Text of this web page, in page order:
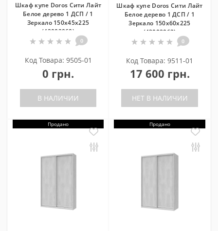
Шкаф купе Doros Сити Лайт
Белое дерево 1 ДСП / 1
Зеркало 150х45х225
(42002060)
0
Код Товара: 9505-01
0 грн.
В НАЛИЧИИ
Шкаф купе Doros Сити Лайт
Белое дерево 1 ДСП / 1
Зеркало 150х60х225
(42002062)
0
Код Товара: 9511-01
17 600 грн.
НЕТ В НАЛИЧИИ
Продано Продано